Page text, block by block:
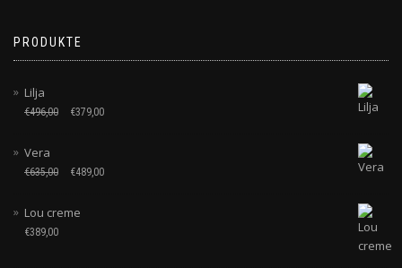
PRODUKTE
Lilja
€496,00 €379,00
Vera
€635,00 €489,00
Lou creme
€389,00